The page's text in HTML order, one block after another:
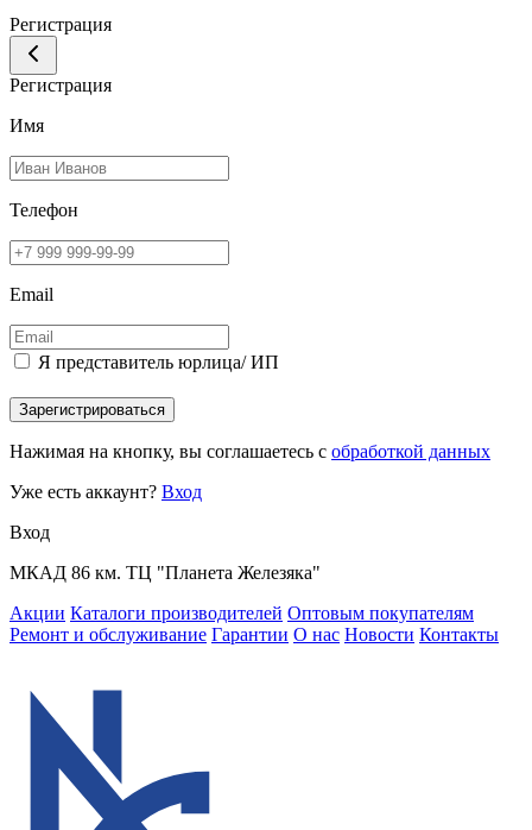
Регистрация
Регистрация
Имя
Телефон
Email
Я представитель юрлица/ ИП
Зарегистрироваться
Нажимая на кнопку, вы соглашаетесь с обработкой данных
Уже есть аккаунт? Вход
Вход
МКАД 86 км. ТЦ "Планета Железяка"
Акции Каталоги производителей Оптовым покупателям
Ремонт и обслуживание Гарантии О нас Новости Контакты